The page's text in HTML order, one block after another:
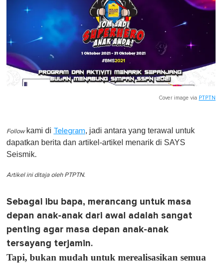
Cover image via PTPTN
Follow kami di Telegram, jadi antara yang terawal untuk
dapatkan berita dan artikel-artikel menarik di SAYS
Seismik.
Artikel ini ditaja oleh PTPTN.
Sebagai ibu bapa, merancang untuk masa
depan anak-anak dari awal adalah sangat
penting agar masa depan anak-anak
tersayang terjamin.
Tapi, bukan mudah untuk merealisasikan semua